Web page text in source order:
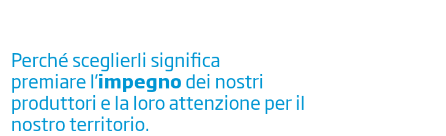
Perché sono il frutto
genuino e prezioso di aziende che
lavorano su un territorio
dimontagna